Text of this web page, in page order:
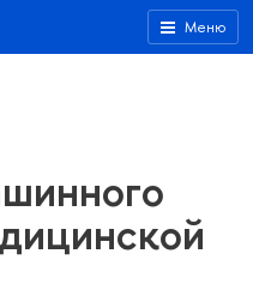
Меню